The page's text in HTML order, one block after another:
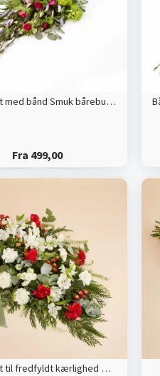
Bårebuket med bånd Smuk bårebuket efter blomsterdekoratørens valg
Fra 499,00
Bårebuket til fredfyldt kærlighed med bånd